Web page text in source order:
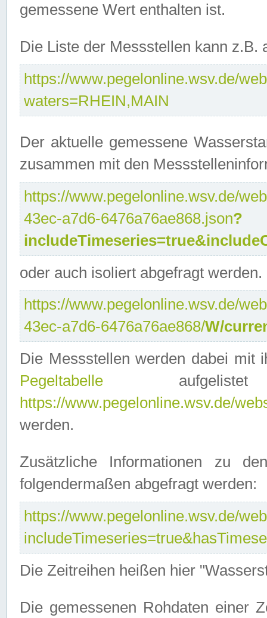
gemessene Wert enthalten ist.
Die Liste der Messstellen kann
https://www.pegelonline.wsv.de/
waters=RHEIN,MAIN
Der aktuelle gemessene
zusammen mit den
https://www.pegelonline.wsv.de/
43ec-a7d6-6476a76ae868.json?
oder auch isoliert abgefragt werden.
https://www.pegelonline.wsv.de/
43ec-a7d6-6476a76ae868/W/
Die Messstellen werden dabei mit
Pegeltabelle
https://www.pegelonline.wsv.de/
werden.
Zusätzliche Informationen zu
folgendermaßen abgefragt werden:
https://www.pegelonline.wsv.de/
Die Zeitreihen heißen hier
Die gemessenen Rohdaten einer